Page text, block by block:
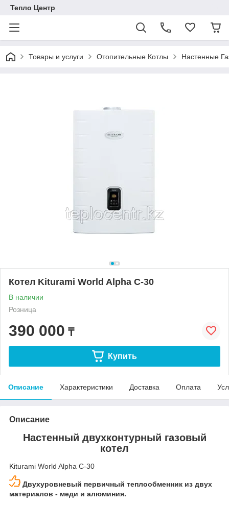
Тепло Центр
Товары и услуги Отопительные Котлы Настенные
Котел Kiturami World Alpha C-30
В наличии
Розница
390 000 ₸
Купить
Описание Характеристики Доставка Оплата
Описание
Настенный двухконтурный газовый
котел
Kiturami World Alpha C-30
Двухуровневый первичный теплообменник из двух
материалов - меди и алюминия.